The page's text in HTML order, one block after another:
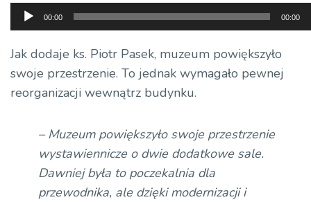
Odtwarzacz
plików
dźwiękowych
00:00 00:00
Jak dodaje ks. Piotr Pasek, muzeum powiększyło
swoje przestrzenie. To jednak wymagało pewnej
reorganizacji wewnątrz budynku.
– Muzeum powiększyło swoje przestrzenie
wystawiennicze o dwie dodatkowe sale.
Dawniej była to poczekalnia dla
przewodnika, ale dzięki modernizacji i